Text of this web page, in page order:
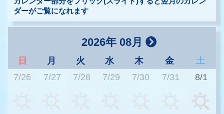
ダーがご覧になれます
2026年 08月
日 月 火 水 木 金
土
7/26
7/27 7/28 7/29 7/30 7/31 8/1